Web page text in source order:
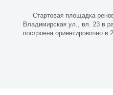
Стартовая площадка
Владимирская ул., вл. 23 в
построена ориентировочно в